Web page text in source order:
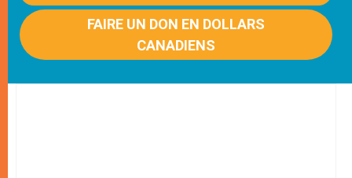
FAIRE UN DON EN DOLLARS
CANADIENS